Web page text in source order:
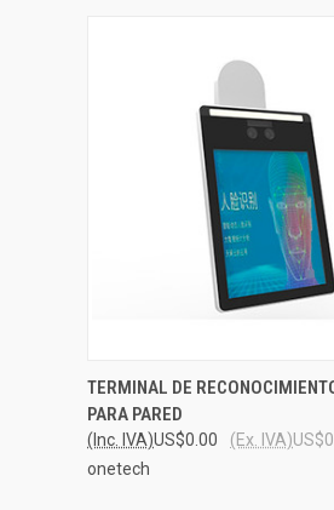
QUICK VIEW
Compare
TERMINAL DE
PARA PARED
US$0.00
(Inc. IVA)
(Ex. IVA)
onetech